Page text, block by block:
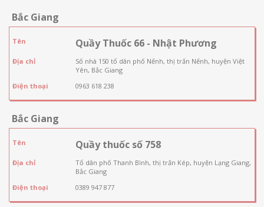
Bắc Giang
Tên Quầy Thuốc 66 - Nhật Phương
Địa chỉ
Số nhà 150 tổ dân phố Nếnh, thị trấn Nếnh, huyện Việt
Yên, Bắc Giang
Điện thoại
0963 618 238
Bắc Giang
Tên Quầy thuốc số 758
Địa chỉ
Tổ dân phố Thanh Bình, thị trấn Kép, huyện Lạng Giang,
Bắc Giang
Điện thoại
0389 947 877